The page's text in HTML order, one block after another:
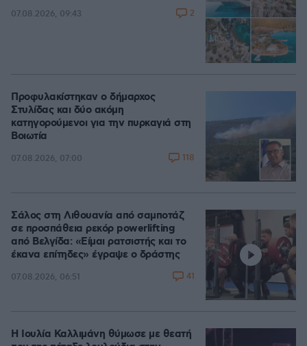
07.08.2026, 09:43 2
Προφυλακίστηκαν ο δήμαρχος
Στυλίδας και δύο ακόμη
κατηγορούμενοι για την πυρκαγιά στη
Βοιωτία
07.08.2026, 07:00 118
Σάλος στη Λιθουανία από σαμποτάζ
σε προσπάθεια ρεκόρ powerlifting
από Βελγίδα: «Είμαι ρατσιστής και το
έκανα επίτηδες» έγραψε ο δράστης
07.08.2026, 06:51 41
Η Ιουλία Καλλιμάνη θύμωσε με θεατή